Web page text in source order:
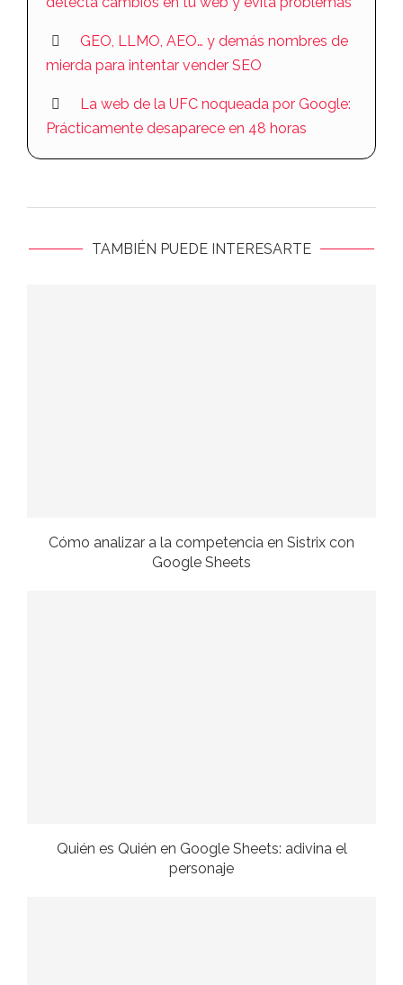
GEO, LLMO, AEO… y demás nombres de
mierda para intentar vender SEO
La web de la UFC noqueada por Google:
Prácticamente desaparece en 48 horas
TAMBIÉN PUEDE INTERESARTE
Cómo analizar a la competencia en Sistrix con
Google Sheets
Quién es Quién en Google Sheets: adivina el
personaje